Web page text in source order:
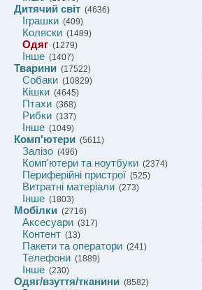
Дитячий світ (4636)
Іграшки (409)
Коляски (1489)
Одяг (1279)
Інше (1407)
Тварини (17522)
Собаки (10829)
Кішки (4645)
Птахи (368)
Рибки (137)
Інше (1049)
Комп'ютери (5611)
Залізо (496)
Комп'ютери та ноутбуки (2374)
Периферійні пристрої (525)
Витратні матеріали (273)
Інше (1803)
Мобілки (2716)
Аксесуари (317)
Контент (13)
Пакети та оператори (241)
Телефони (1889)
Інше (230)
Одяг/взуття/тканини (8582)